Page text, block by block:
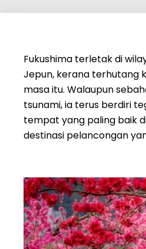
Fukushima terletak di
Jepun, kerana terhutang
masa itu. Walaupun
tsunami, ia terus berdiri
tempat yang paling baik
destinasi pelancongan